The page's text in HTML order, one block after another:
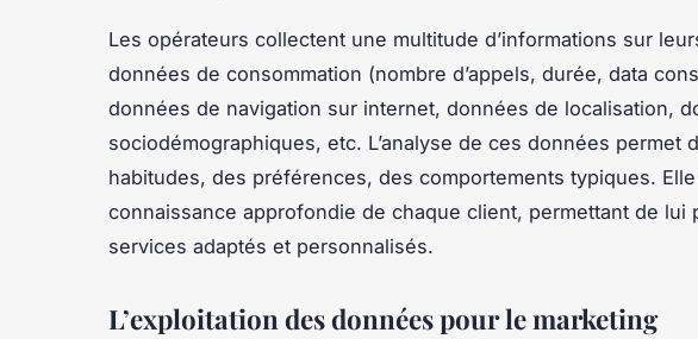
Les opérateurs collectent une multitude d’informations sur
données de consommation (nombre d’appels, durée, data
données de navigation sur internet, données de localisation,
sociodémographiques, etc. L’analyse de ces données permet
habitudes, des préférences, des comportements typiques.
connaissance approfondie de chaque client, permettant de lui
services adaptés et personnalisés.
L’exploitation des données pour le marketing